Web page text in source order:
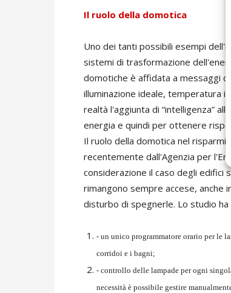
Il ruolo della domotica
Uno dei tanti possibili esempi
sistemi di trasformazione
domotiche è affidata a messaggi
illuminazione ideale, temperatura
realtà l'aggiunta di “intelligenza”
energia e quindi per ottenere
Il ruolo della domotica nel
recentemente dall'Agenzia per
considerazione il caso degli edifici
rimangono sempre accese, anche
disturbo di spegnerle. Lo studio
- un unico programmatore orario per le
corridoi e i bagni;
- controllo delle lampade per ogni
necessità è possibile gestire